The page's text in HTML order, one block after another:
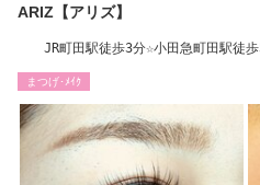
ARIZ【アリズ】
JR町田駅徒歩3分☆小田急町田駅徒
まつげ･ﾒｲｸ